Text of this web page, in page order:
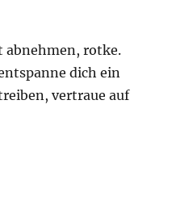
abnehmen, rotke.
dich ein
vertraue auf